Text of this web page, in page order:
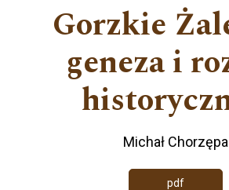
Gorzkie
geneza i
Michał Chorzępa
pdf